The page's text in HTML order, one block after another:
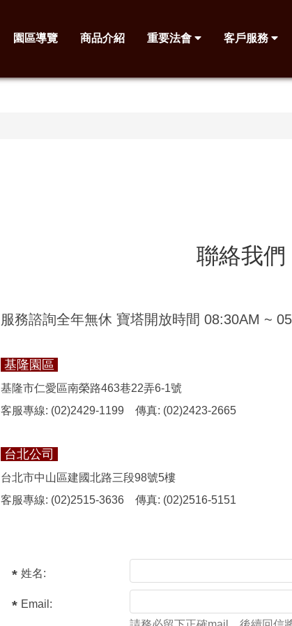
園區導覽 商品介紹 重要法會 客戶服務
聯絡我們
服務諮詢全年無休 寶塔開放時間 08:30AM ~
基隆園區
基隆市仁愛區南榮路463巷22弄6-1號
客服專線: (02)2429-1199
傳真: (02)2423-2665
台北公司
台北市中山區建國北路三段98號5樓
客服專線: (02)2515-3636
傳真: (02)2516-5151
姓名:
Email: